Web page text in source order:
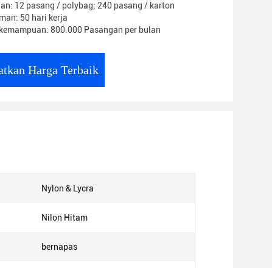
12 pasang / polybag; 240 pasang / karton
50 hari kerja
800.000 Pasangan per bulan
Harga Terbaik
Nylon & Lycra
Nilon Hitam
bernapas